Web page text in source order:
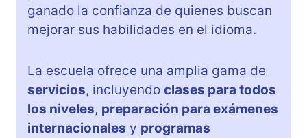
ganado la confianza de quienes buscan
mejorar sus habilidades en el idioma.
La escuela ofrece una amplia gama de
servicios, incluyendo clases para todos
los niveles, preparación para exámenes
internacionales y programas